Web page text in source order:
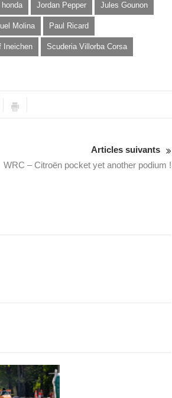
honda Jordan Pepper Jules Gounon
Molina Paul Ricard
Ineichen Scuderia Villorba Corsa
Articles suivants
WRC – Citroën pocket yet another podium !